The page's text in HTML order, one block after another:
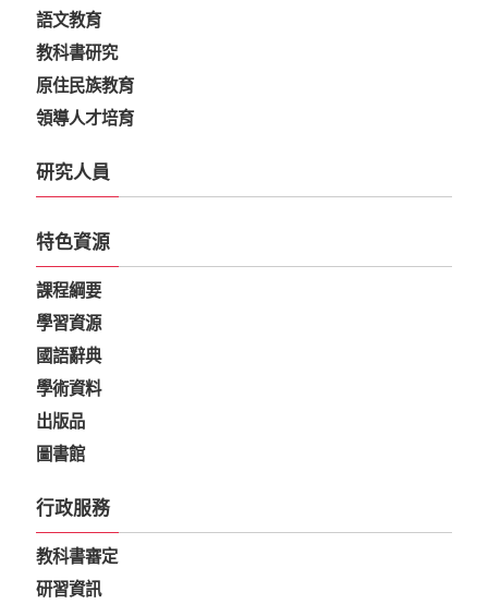
語文教育
教科書研究
原住民族教育
領導人才培育
研究人員
特色資源
課程綱要
學習資源
國語辭典
學術資料
出版品
圖書館
行政服務
教科書審定
研習資訊